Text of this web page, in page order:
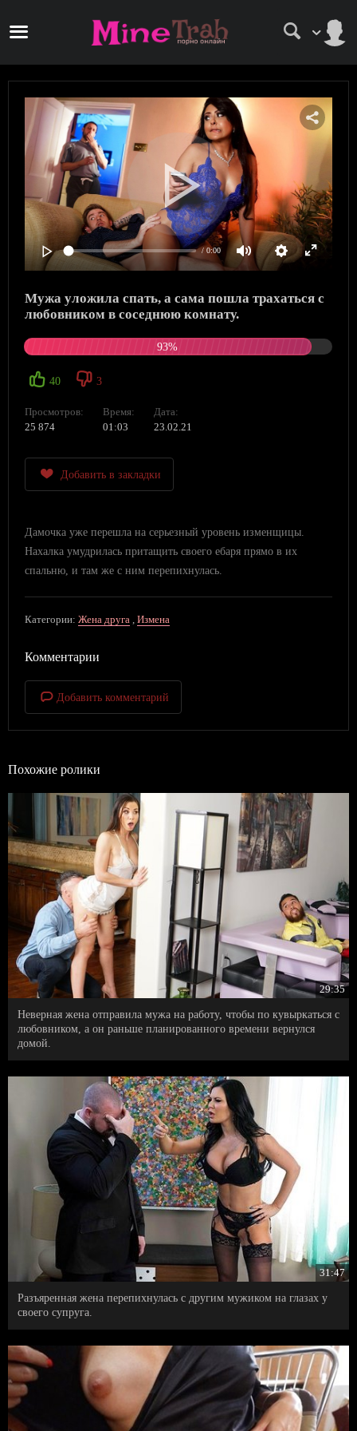
/ 0:00
Мужа уложила спать, а сама пошла трахаться с
любовником в соседнюю комнату.
93%
40 3
Просмотров:
25 874
Время:
01:03
Дата:
23.02.21
Добавить в закладки
Дамочка уже перешла на серьезный уровень изменщицы.
Нахалка умудрилась притащить своего ебаря прямо в их
спальню, и там же с ним перепихнулась.
Категории: Жена друга , Измена
Комментарии
Добавить комментарий
Похожие ролики
29:35
Неверная жена отправила мужа на работу, чтобы по кувыркаться с
любовником, а он раньше планированного времени вернулся
домой.
31:47
Разъяренная жена перепихнулась с другим мужиком на глазах у
своего супруга.